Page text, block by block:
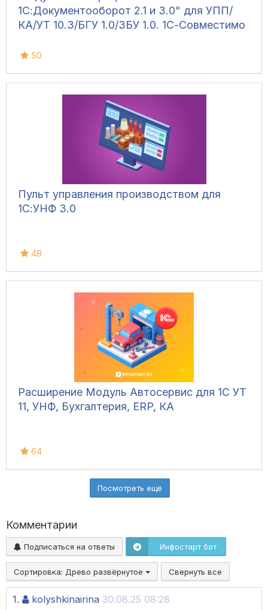
1С:Документооборот 2.1 и 3.0" для УПП/
КА/УТ 10.3/БГУ 1.0/ЗБУ 1.0. 1С-Совместимо
50
Пульт управления производством для
1С:УНФ 3.0
48
Расширение Модуль Автосервис для 1С УТ
11, УНФ, Бухгалтерия, ERP, КА
64
Посмотреть ещё
Комментарии
Подписаться на ответы Инфостарт бот
Сортировка: Древо развёрнутое Свернуть все
1. kolyshkinairina 30.08.25 08:28